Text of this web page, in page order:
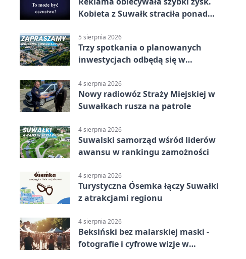
Kobieta z Suwałk straciła ponad
5 sierpnia 2026
Trzy spotkania o planowanych
inwestycjach odbędą się w
4 sierpnia 2026
Nowy radiowóz Straży Miejskiej w
Suwałkach rusza na patrole
4 sierpnia 2026
Suwalski samorząd wśród liderów
awansu w rankingu zamożności
4 sierpnia 2026
Turystyczna Ósemka łączy Suwałki
z atrakcjami regionu
4 sierpnia 2026
Beksiński bez malarskiej maski -
fotografie i cyfrowe wizje w